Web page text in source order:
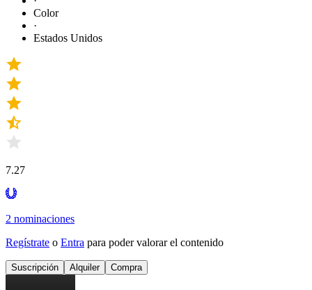
Color
·
Estados Unidos
7.27
2 nominaciones
Regístrate o Entra para poder valorar el contenido
Suscripción Alquiler Compra